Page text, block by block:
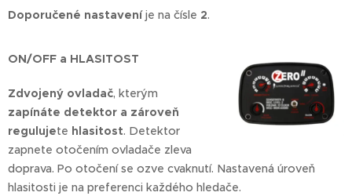
Doporučené nastaveníje na čísle 2.
ON/OFF a HLASITOST
Zdvojený ovladač, kterým
zapínáte detektor a zároveň
regulujete hlasitost. Detektor
zapnete otočením ovladače zleva
doprava. Po otočení se ozve cvaknutí. Nastavená úroveň
hlasitosti je na preferenci každého hledače.